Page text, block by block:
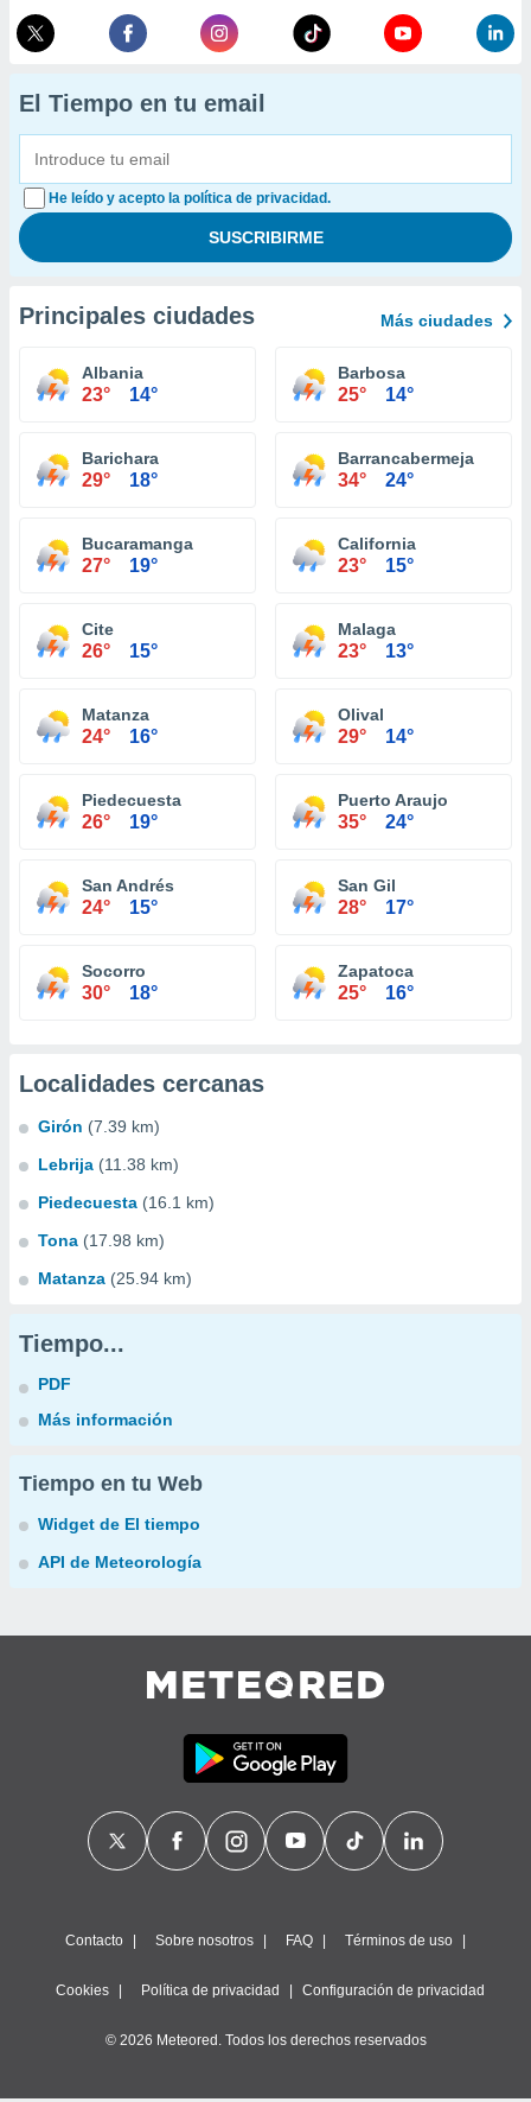
El Tiempo en tu email
He leído y acepto la política de privacidad.
Principales ciudades Más ciudades
Albania
23° 14°
Barbosa
25° 14°
Barichara
29° 18°
Barrancabermeja
34° 24°
Bucaramanga
27° 19°
California
23° 15°
Cite
26° 15°
Malaga
23° 13°
Matanza
24° 16°
Olival
29° 14°
Piedecuesta
26° 19°
Puerto Araujo
35° 24°
San Andrés
24° 15°
San Gil
28° 17°
Socorro
30° 18°
Zapatoca
25° 16°
Localidades cercanas
Girón (7.39 km)
Lebrija (11.38 km)
Piedecuesta (16.1 km)
Tona (17.98 km)
Matanza (25.94 km)
Tiempo...
PDF
Más información
Tiempo en tu Web
Widget de El tiempo
API de Meteorología
Contacto Sobre nosotros FAQ Términos de uso
Cookies Política de privacidad Configuración de privacidad
© 2026 Meteored. Todos los derechos reservados